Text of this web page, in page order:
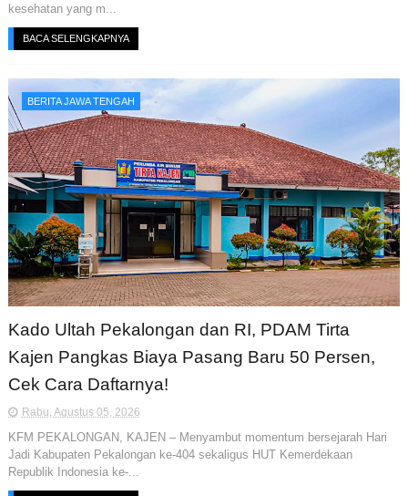
kesehatan yang m...
BACA SELENGKAPNYA
BERITA JAWA TENGAH
Kado Ultah Pekalongan dan RI, PDAM Tirta
Kajen Pangkas Biaya Pasang Baru 50 Persen,
Cek Cara Daftarnya!
Rabu, Agustus 05, 2026
KFM PEKALONGAN, KAJEN – Menyambut momentum bersejarah Hari
Jadi Kabupaten Pekalongan ke-404 sekaligus HUT Kemerdekaan
Republik Indonesia ke-...